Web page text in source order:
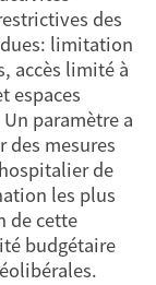
des
limitation
accès limité à
espaces
paramètre a
des mesures
de
les plus
de cette
budgétaire